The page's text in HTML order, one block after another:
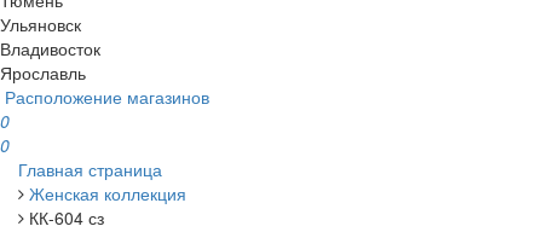
Ульяновск
Владивосток
Ярославль
Расположение магазинов
0
0
Главная страница
Женская коллекция
КК-604 сз